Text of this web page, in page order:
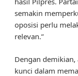
semakin
oposisi perlu
relevan.”
Dengan
kunci dalam